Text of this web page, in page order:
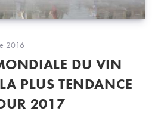
2016
DU VIN
PLUS TENDANCE
2017